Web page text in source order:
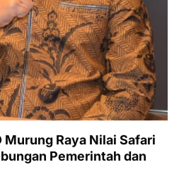
Murung Raya Nilai Safari
Pemerintah dan